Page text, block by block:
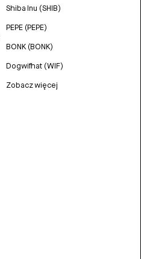
Shiba Inu (SHIB)
PEPE (PEPE)
BONK (BONK)
Dogwifhat (WIF)
Zobacz więcej